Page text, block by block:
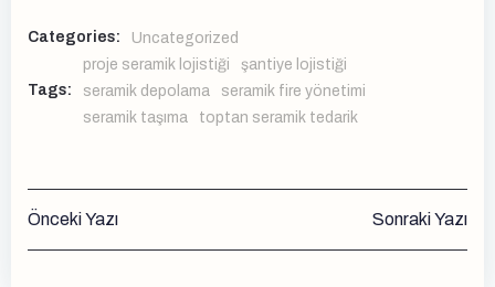
Categories: Uncategorized
Tags:
proje seramik lojistiği
şantiye lojistiği
seramik depolama
seramik fire yönetimi
seramik taşıma
toptan seramik tedarik
Yazı
Önceki Yazı Sonraki Yazı